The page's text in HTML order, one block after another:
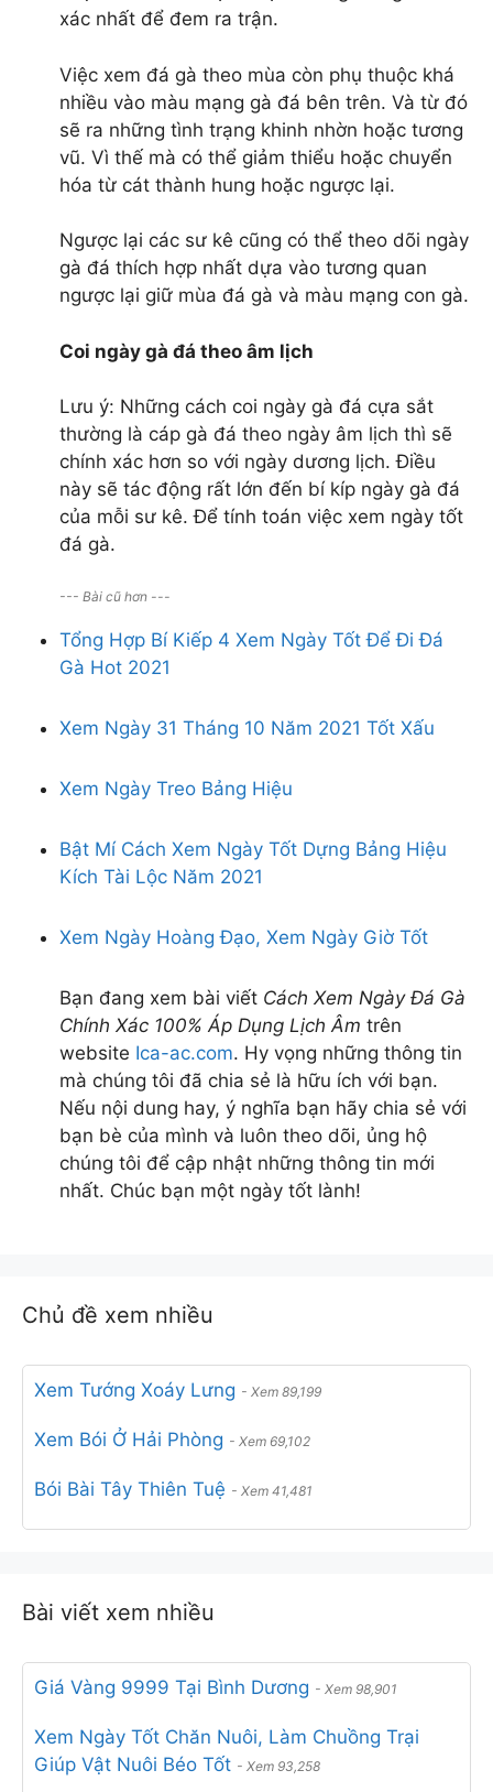
sữa rửa mặt ohui
mỹ phẩm whoo
son whoo
đông trùng hạ thảo
hải sản tươi sống
mỹ phẩm ohui
xác nhất để đem ra trận.
Việc xem đá gà theo mùa còn phụ thuộc khá
nhiều vào màu mạng gà đá bên trên. Và từ đó
sẽ ra những tình trạng khinh nhờn hoặc tương
vũ. Vì thế mà có thể giảm thiểu hoặc chuyển
hóa từ cát thành hung hoặc ngược lại.
Ngược lại các sư kê cũng có thể theo dõi ngày
gà đá thích hợp nhất dựa vào tương quan
ngược lại giữ mùa đá gà và màu mạng con gà.
Coi ngày gà đá theo âm lịch
Lưu ý: Những cách coi ngày gà đá cựa sắt
thường là cáp gà đá theo ngày âm lịch thì sẽ
chính xác hơn so với ngày dương lịch. Điều
này sẽ tác động rất lớn đến bí kíp ngày gà đá
của mỗi sư kê. Để tính toán việc xem ngày tốt
đá gà.
--- Bài cũ hơn ---
Tổng Hợp Bí Kiếp 4 Xem Ngày Tốt Để Đi Đá
Gà Hot 2021
Xem Ngày 31 Tháng 10 Năm 2021 Tốt Xấu
Xem Ngày Treo Bảng Hiệu
Bật Mí Cách Xem Ngày Tốt Dựng Bảng Hiệu
Kích Tài Lộc Năm 2021
Xem Ngày Hoàng Đạo, Xem Ngày Giờ Tốt
Bạn đang xem bài viết Cách Xem Ngày Đá Gà
Chính Xác 100% Áp Dụng Lịch Âm trên
website Ica-ac.com. Hy vọng những thông tin
mà chúng tôi đã chia sẻ là hữu ích với bạn.
Nếu nội dung hay, ý nghĩa bạn hãy chia sẻ với
bạn bè của mình và luôn theo dõi, ủng hộ
chúng tôi để cập nhật những thông tin mới
nhất. Chúc bạn một ngày tốt lành!
Chủ đề xem nhiều
Xem Tướng Xoáy Lưng - Xem 89,199
Xem Bói Ở Hải Phòng - Xem 69,102
Bói Bài Tây Thiên Tuệ - Xem 41,481
19,107
Địa Chỉ Xem Bói Ở Đà Nẵng - Xem 13,464
Bài viết xem nhiều
Giá Vàng 9999 Tại Bình Dương - Xem 98,901
Xem Ngày Tốt Chăn Nuôi, Làm Chuồng Trại
Giúp Vật Nuôi Béo Tốt - Xem 93,258